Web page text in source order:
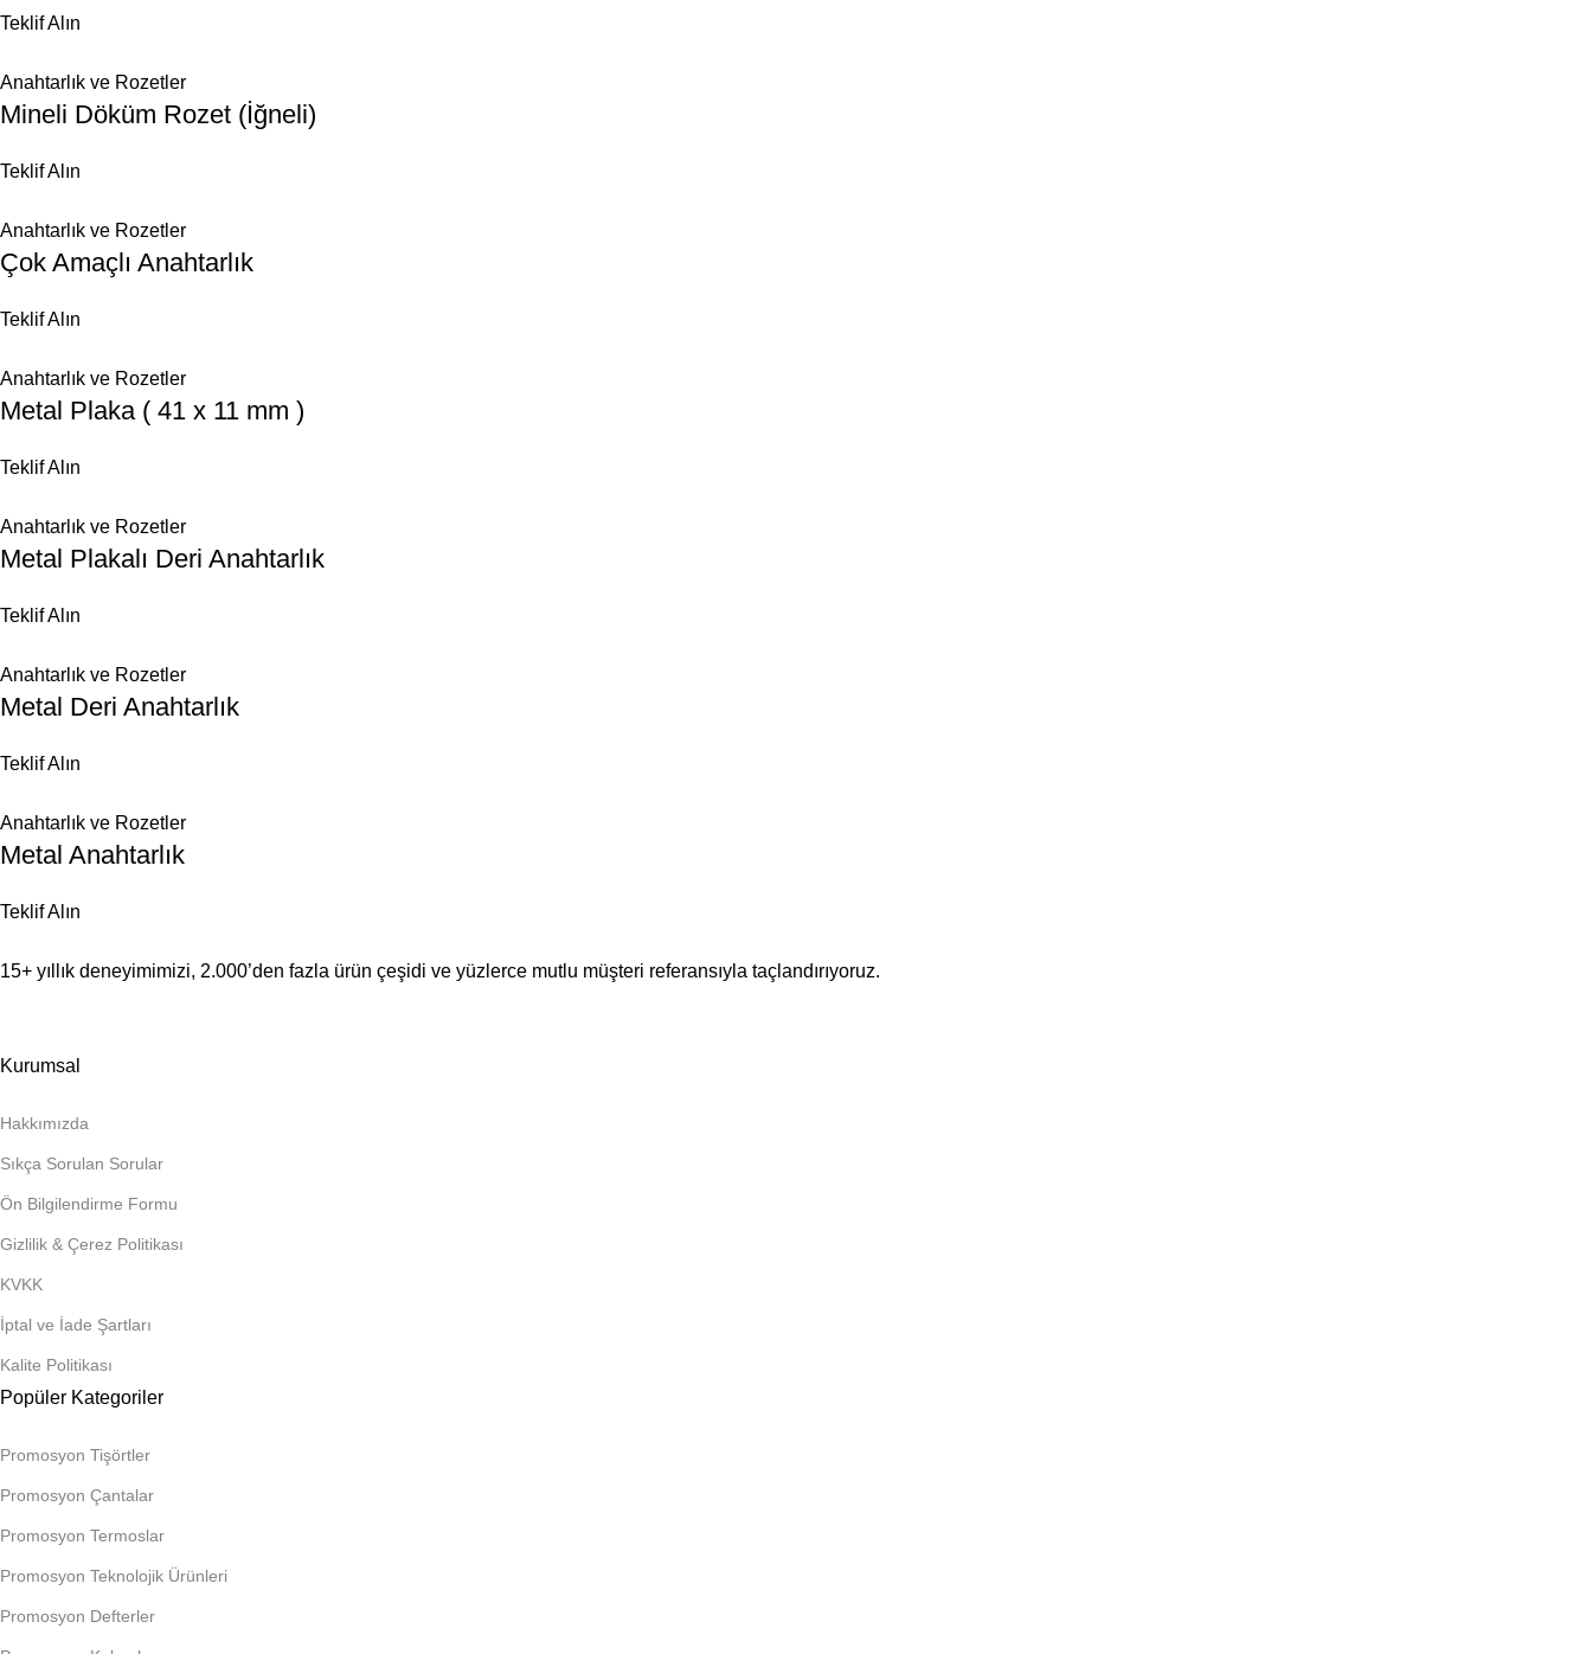
Teklif Alın
Anahtarlık ve Rozetler
Mineli Döküm Rozet (İğneli)
Teklif Alın
Anahtarlık ve Rozetler
Çok Amaçlı Anahtarlık
Teklif Alın
Anahtarlık ve Rozetler
Metal Plaka ( 41 x 11 mm )
Teklif Alın
Anahtarlık ve Rozetler
Metal Plakalı Deri Anahtarlık
Teklif Alın
Anahtarlık ve Rozetler
Metal Deri Anahtarlık
Teklif Alın
Anahtarlık ve Rozetler
Metal Anahtarlık
Teklif Alın
15+ yıllık deneyimimizi, 2.000’den fazla ürün çeşidi ve yüzlerce mutlu müşteri referansıyla taçlandırıyoruz.
Kurumsal
Hakkımızda
Sıkça Sorulan Sorular
Ön Bilgilendirme Formu
Gizlilik & Çerez Politikası
KVKK
İptal ve İade Şartları
Kalite Politikası
Popüler Kategoriler
Promosyon Tişörtler
Promosyon Çantalar
Promosyon Termoslar
Promosyon Teknolojik Ürünleri
Promosyon Defterler